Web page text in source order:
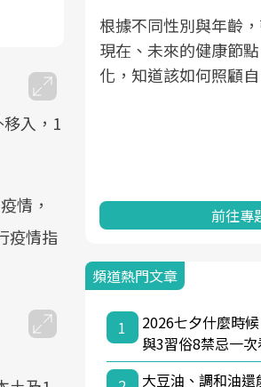
入，1
情，
疫情指
與「長
成全民
只是醫
健康
實際的
根據不同性別與年齡
現在、未來的健康節
化，知道該如何照顧自
前往專
頻道熱門文章
1
2026七夕什麼時
與3習俗8禁忌一次
大豆油、調和油